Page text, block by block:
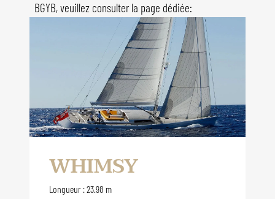
BGYB, veuillez consulter la page dédiée:
WHIMSY
Longueur : 23.98 m